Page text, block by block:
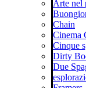
Arte nel
Chain
Cinema
Cinque
Dirty
Due